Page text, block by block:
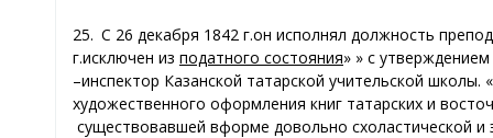
25. С 26 декабря 1842 г.
г.
«исключен из
податного состояния
» с
–инспектор Казанской татарской учительской
художественного оформления книг татарских и
существовавшей вформе довольно схоластической и